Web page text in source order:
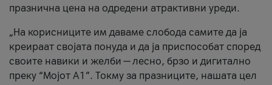
празнична цена на одредени атрактивни уреди.
„На корисниците им даваме слобода самите да ја
креираат својата понуда и да ја приспособат според
своите навики и желби — лесно, брзо и дигитално
преку “Мојот А1”. Токму за празниците, нашата цел